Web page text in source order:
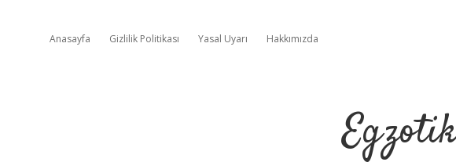
Anasayfa Gizlilik Politikası Yasal Uyarı Hakkımızda